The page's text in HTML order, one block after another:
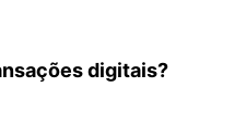
digitais?